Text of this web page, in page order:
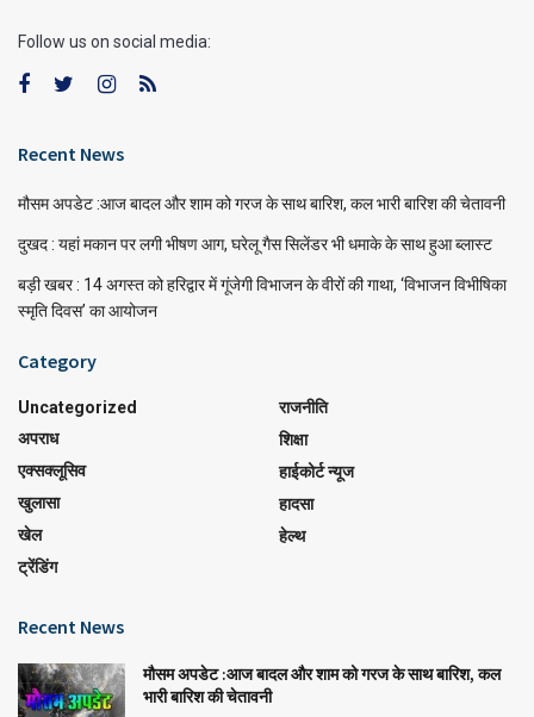
Follow us on social media:
Recent News
मौसम अपडेट :आज बादल और शाम को गरज के साथ बारिश, कल भारी बारिश की चेतावनी
दुखद : यहां मकान पर लगी भीषण आग, घरेलू गैस सिलेंडर भी धमाके के साथ हुआ ब्लास्ट
बड़ी खबर : 14 अगस्त को हरिद्वार में गूंजेगी विभाजन के वीरों की गाथा, ‘विभाजन विभीषिका
स्मृति दिवस’ का आयोजन
Category
Uncategorized
अपराध
एक्सक्लूसिव
खुलासा
खेल
ट्रेंडिंग
राजनीति
शिक्षा
हाईकोर्ट न्यूज
हादसा
हेल्थ
Recent News
मौसम अपडेट :आज बादल और शाम को गरज के साथ बारिश, कल
भारी बारिश की चेतावनी